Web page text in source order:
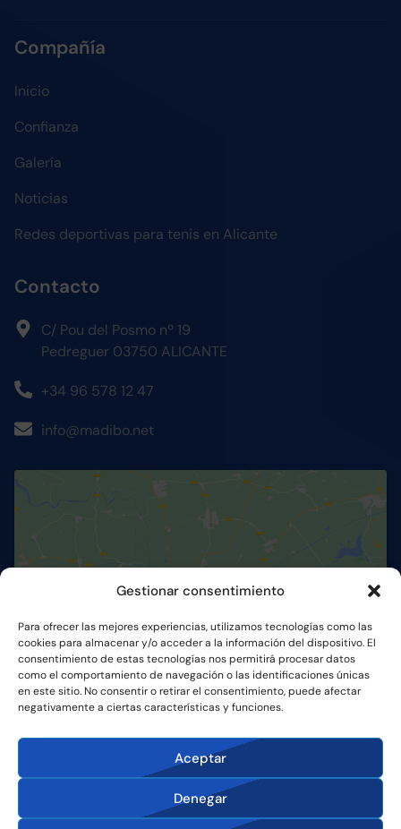
Gestionar consentimiento
Para ofrecer las mejores experiencias, utilizamos tecnologías como las
cookies para almacenar y/o acceder a la información del dispositivo. El
consentimiento de estas tecnologías nos permitirá procesar datos
como el comportamiento de navegación o las identificaciones únicas
en este sitio. No consentir o retirar el consentimiento, puede afectar
negativamente a ciertas características y funciones.
Aceptar
Denegar
Compañía
Inicio
Confianza
Galería
Noticias
Redes deportivas para tenis en Alicante
Contacto
C/ Pou del Posmo nº 19
Pedreguer 03750 ALICANTE
+34 96 578 12 47
info@madibo.net
Haz clic para aceptar cookies de
AccesibilidadCookiesTérminos y condiciones